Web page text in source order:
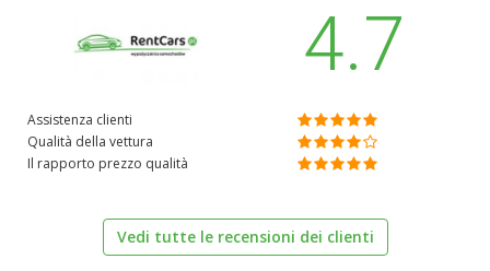
4.7
Assistenza clienti
Qualità della vettura
Il rapporto prezzo qualità
Vedi tutte le recensioni dei clienti